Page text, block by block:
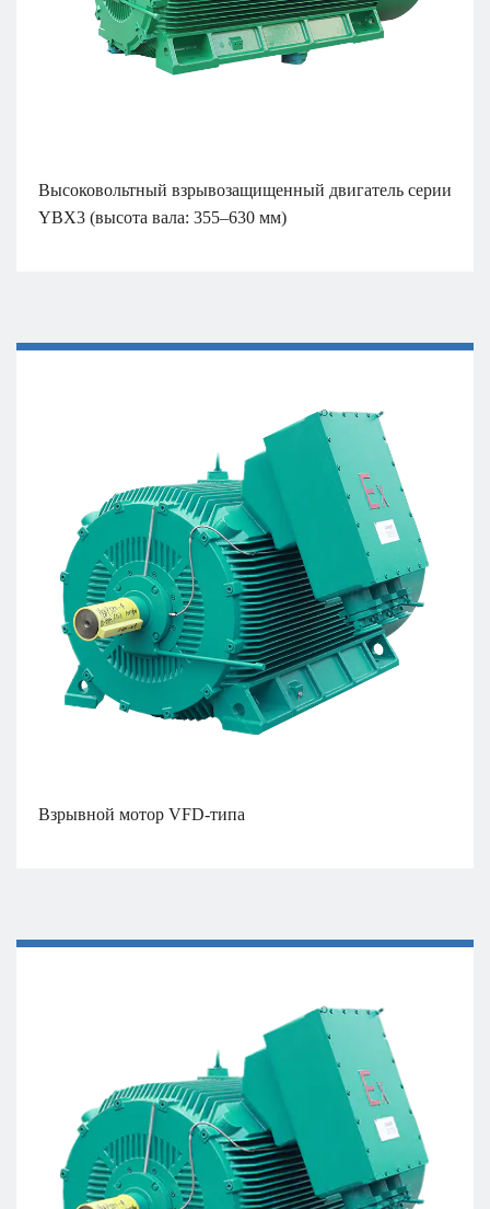
Высоковольтный взрывозащищенный двигатель серии
YBX3 (высота вала: 355–630 мм)
Взрывной мотор VFD-типа